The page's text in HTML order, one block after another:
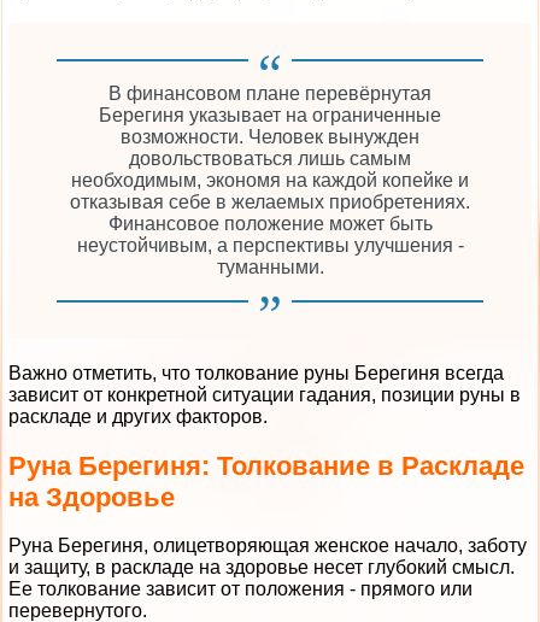
В финансовом плане перевёрнутая
Берегиня указывает на ограниченные
возможности. Человек вынужден
довольствоваться лишь самым
необходимым, экономя на каждой копейке и
отказывая себе в желаемых приобретениях.
Финансовое положение может быть
неустойчивым, а перспективы улучшения -
туманными.
Важно отметить, что толкование руны Берегиня всегда
зависит от конкретной ситуации гадания, позиции руны в
раскладе и других факторов.
Руна Берегиня: Толкование в Раскладе
на Здоровье
Руна Берегиня, олицетворяющая женское начало, заботу
и защиту, в раскладе на здоровье несет глубокий смысл.
Ее толкование зависит от положения - прямого или
перевернутого.